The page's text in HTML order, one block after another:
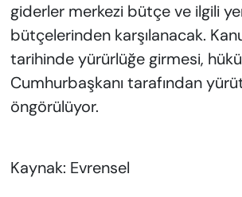
giderler merkezi bütçe ve ilgili
bütçelerinden karşılanacak.
tarihinde yürürlüğe girmesi,
Cumhurbaşkanı tarafından
öngörülüyor.
Kaynak: Evrensel